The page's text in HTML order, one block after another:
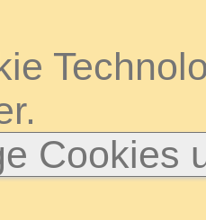
Cookies